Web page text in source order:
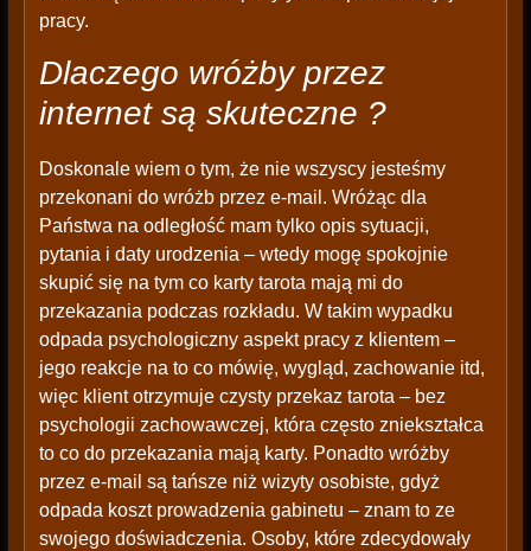
pracy.
Dlaczego wróżby przez
internet są skuteczne ?
Doskonale wiem o tym, że nie wszyscy jesteśmy
przekonani do wróżb przez e-mail. Wróżąc dla
Państwa na odległość mam tylko opis sytuacji,
pytania i daty urodzenia – wtedy mogę spokojnie
skupić się na tym co karty tarota mają mi do
przekazania podczas rozkładu. W takim wypadku
odpada psychologiczny aspekt pracy z klientem –
jego reakcje na to co mówię, wygląd, zachowanie itd,
więc klient otrzymuje czysty przekaz tarota – bez
psychologii zachowawczej, która często zniekształca
to co do przekazania mają karty. Ponadto wróżby
przez e-mail są tańsze niż wizyty osobiste, gdyż
odpada koszt prowadzenia gabinetu – znam to ze
swojego doświadczenia. Osoby, które zdecydowały